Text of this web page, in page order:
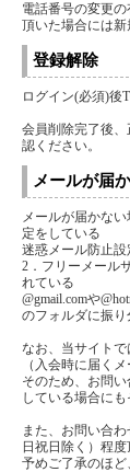
電話番号の変更
頂いた場合には新
登録解除
ログイン(必須)後
会員削除完了後
認ください。
メールが届
メールが届かな
定をしている
迷惑メール防止設
2．フリーメール
れている
@gmail.comや
のフォルダに振り
なお、当サイトで
（入会時に届く
そのため、お問
している場合に
また、お問い合
日祝日除く）程度
予めご了承のほど